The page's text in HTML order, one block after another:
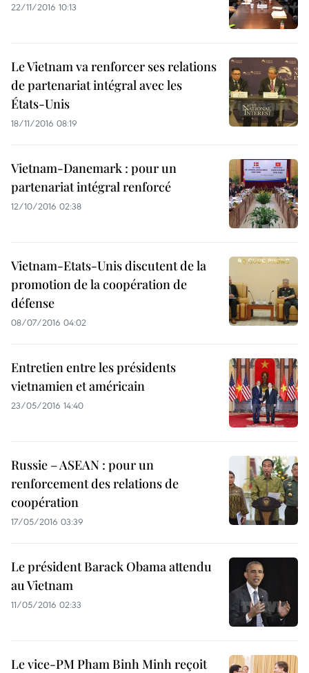
22/11/2016 10:13
Le Vietnam va renforcer ses relations
de partenariat intégral avec les
États-Unis
18/11/2016 08:19
Vietnam-Danemark : pour un
partenariat intégral renforcé
12/10/2016 02:38
Vietnam-Etats-Unis discutent de la
promotion de la coopération de
défense
08/07/2016 04:02
Entretien entre les présidents
vietnamien et américain
23/05/2016 14:40
Russie – ASEAN : pour un
renforcement des relations de
coopération
17/05/2016 03:39
Le président Barack Obama attendu
au Vietnam
11/05/2016 02:33
Le vice-PM Pham Binh Minh reçoit